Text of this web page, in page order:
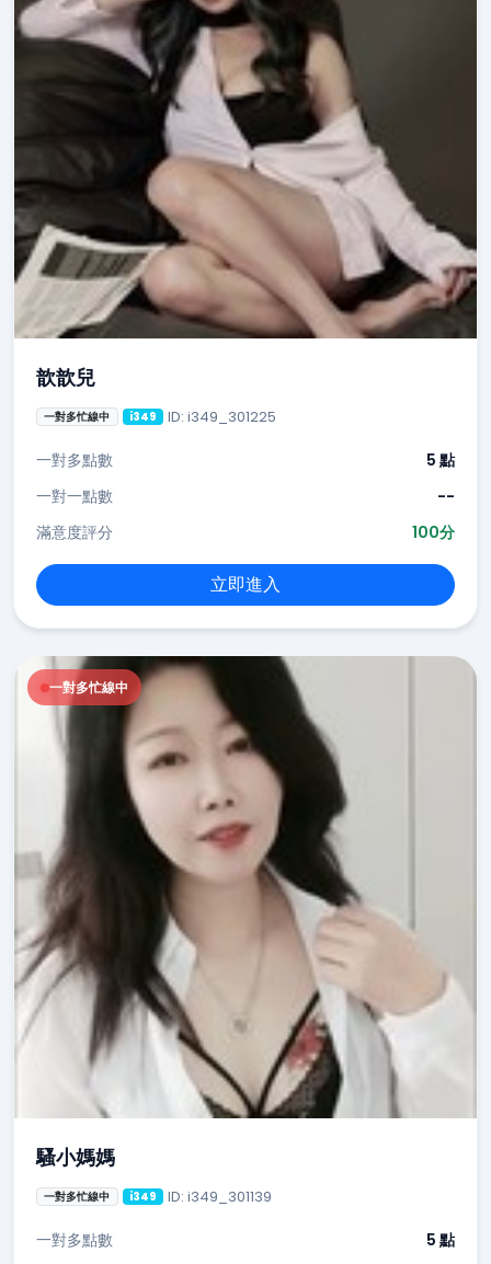
歆歆兒
一對多忙線中 i349 ID: i349_301225
一對多點數
5 點
一對一點數
--
滿意度評分
100分
立即進入
一對多忙線中
騷小媽媽
一對多忙線中 i349 ID: i349_301139
一對多點數 5 點